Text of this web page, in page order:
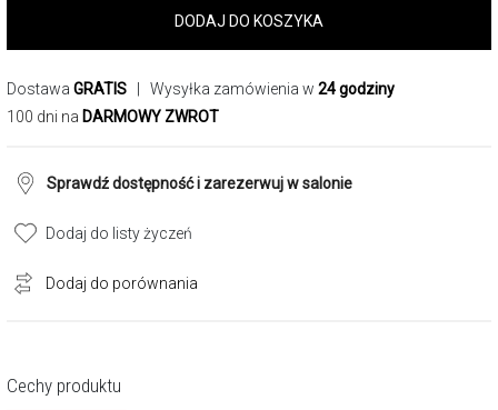
DODAJ DO KOSZYKA
Dostawa GRATIS | Wysyłka zamówienia w 24 godziny
100 dni na DARMOWY ZWROT
Sprawdź dostępność i zarezerwuj w salonie
Dodaj do listy życzeń
Dodaj do porównania
Cechy produktu